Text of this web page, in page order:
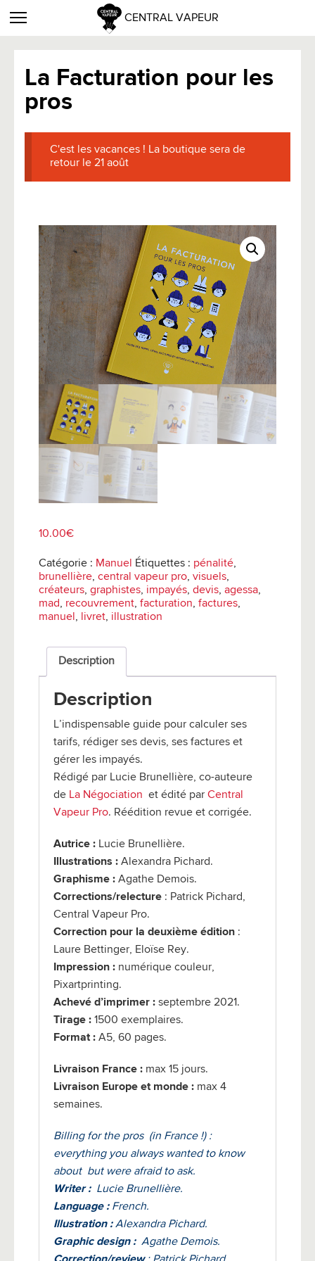
CENTRAL VAPEUR
La Facturation pour les
pros
C'est les vacances ! La boutique sera de
retour le 21 août
10.00€
Catégorie : Manuel Étiquettes : pénalité,
brunellière, central vapeur pro, visuels,
créateurs, graphistes, impayés, devis, agessa,
mad, recouvrement, facturation, factures,
manuel, livret, illustration
Description
Description
L’indispensable guide pour calculer ses
tarifs, rédiger ses devis, ses factures et
gérer les impayés.
Rédigé par Lucie Brunellière, co-auteure
de La Négociation et édité par Central
Vapeur Pro. Réédition revue et corrigée.
Autrice : Lucie Brunellière.
Illustrations : Alexandra Pichard.
Graphisme : Agathe Demois.
Corrections/relecture : Patrick Pichard,
Central Vapeur Pro.
Correction pour la deuxième édition :
Laure Bettinger, Eloïse Rey.
Impression : numérique couleur,
Pixartprinting.
Achevé d’imprimer : septembre 2021.
Tirage : 1500 exemplaires.
Format : A5, 60 pages.
Livraison France : max 15 jours.
Livraison Europe et monde : max 4
semaines.
Billing for the pros (in France !) :
everything you always wanted to know
about but were afraid to ask.
Writer : Lucie Brunellière.
Language : French.
Illustration :Alexandra Pichard.
Graphic design : Agathe Demois.